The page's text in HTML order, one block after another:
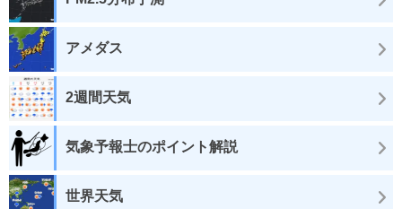
アメダス
2週間天気
気象予報士のポイント解説
世界天気